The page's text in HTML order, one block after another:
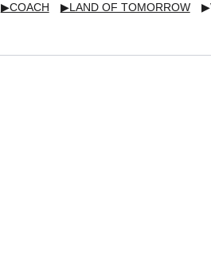
▶COACH ▶LAND OF TOMORROW